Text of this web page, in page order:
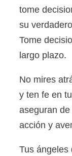
tome
su
Tome
largo plazo.
No mires
y ten fe en
aseguran
acción y
Tus ángeles